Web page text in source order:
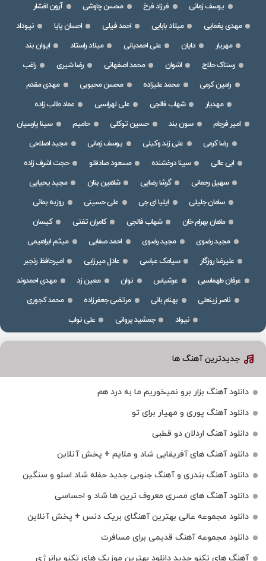
یوسف زمانی
فرزاد فرخ محسن چاوشی
آرون افشار
مهدی یغمایی
میلاد بابایی احمد فیلی احسان پایا
نیوداد
مهریار
دایان علی احمدیانی میلاد راستاد
ایوان بند
رستاک حلاج
اشوان محمد اصفهانی رضا شیری
راغب
رامین کرمی
محمد علیزاده محسن محبوبی
مهدی مقدم
مهدیار
شهاب فالجی علی لهراسبی
عماد طالب زاده
امیر فرجام
سون بند حسین توکلی حامیم
سینا پارسیان
رضا کرمی
علی زند وکیلی یوسف زمانی
مجید اصلاحی
ابی عالی
سینا درخشنده مسعود صادقلو
حجت اشرف زاده
سهیل رحمانی
گرشا رضایی شاهین بنان
مجید یحیایی
سامان جلیلی
ایلیا ای جی علی حسینی
روزبه بمانی
ماهان بهرام خان
شهاب فالجی کامران تفتی
کیسان
مجید رضوی
مجید رضوی احمد صفایی
میثم ابراهیمی
علیرضا روزگار
سیامک عباسی عادل میرزایی
امیرحافظ رنجبر
عرفان طهماسبی
عرشیاس نوان معین زد
مهدی احمدوند
ناصر زینعلی
بهنام بانی مرتضی جعفرزاده
محمد کجوری
نیواد
جمشید پروانی علی نواب
جدیدترین آهنگ ها
دانلود آهنگ بزار برو نمیخوریم ما به درد هم
دانلود آهنگ پوری و مهیار برای تو
دانلود آهنگ اردلان دو قطبی
دانلود آهنگ های آفریقایی شاد و ملایم + پخش آنلاین
دانلود آهنگ بندری و آهنگ جنوبی جدید حفله شاد اسلو و سنگین
دانلود آهنگ های مصری معروف ترین ها شاد و احساسی
دانلود مجموعه عالی بهترین آهنگای بریک دنس + پخش آنلاین
دانلود مجموعه آهنگ قدیمی برای مسافرت
آهنگ های تکنو جدید دانلود بهترین موزیک های تکنو پرانرژی